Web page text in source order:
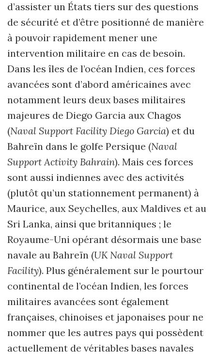
d’assister un États tiers sur des questions
de sécurité et d’être positionné de manière
à pouvoir rapidement mener une
intervention militaire en cas de besoin.
Dans les îles de l’océan Indien, ces forces
avancées sont d’abord américaines avec
notamment leurs deux bases militaires
majeures de Diego Garcia aux Chagos
(Naval Support Facility Diego Garcia) et du
Bahreïn dans le golfe Persique (Naval
Support Activity Bahrain). Mais ces forces
sont aussi indiennes avec des activités
(plutôt qu’un stationnement permanent) à
Maurice, aux Seychelles, aux Maldives et au
Sri Lanka, ainsi que britanniques ; le
Royaume-Uni opérant désormais une base
navale au Bahreïn (UK Naval Support
Facility). Plus généralement sur le pourtour
continental de l’océan Indien, les forces
militaires avancées sont également
françaises, chinoises et japonaises pour ne
nommer que les autres pays qui possèdent
actuellement de véritables bases navales